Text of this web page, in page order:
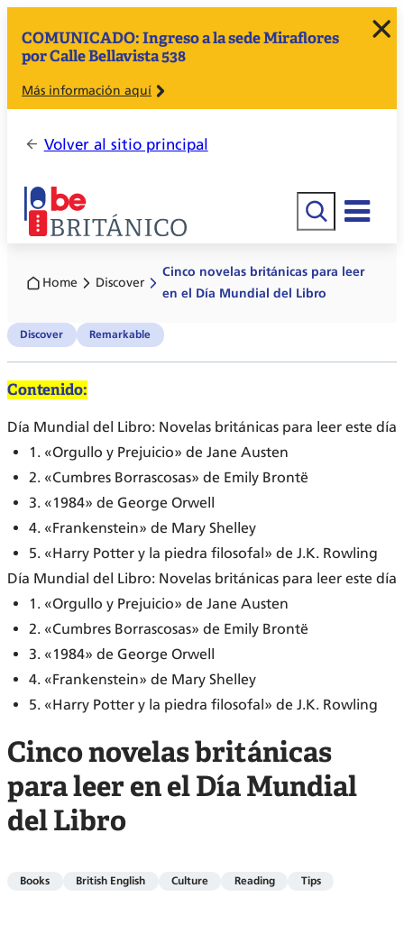
COMUNICADO: Ingreso a la sede Miraflores
por Calle Bellavista 538
Más información aquí
Volver al sitio principal
Buscar
Home Discover
Cinco novelas británicas para leer
en el Día Mundial del Libro
Discover Remarkable
Contenido:
Día Mundial del Libro: Novelas británicas para leer este día
1. «Orgullo y Prejuicio» de Jane Austen
2. «Cumbres Borrascosas» de Emily Brontë
3. «1984» de George Orwell
4. «Frankenstein» de Mary Shelley
5. «Harry Potter y la piedra filosofal» de J.K. Rowling
Día Mundial del Libro: Novelas británicas para leer este día
1. «Orgullo y Prejuicio» de Jane Austen
2. «Cumbres Borrascosas» de Emily Brontë
3. «1984» de George Orwell
4. «Frankenstein» de Mary Shelley
5. «Harry Potter y la piedra filosofal» de J.K. Rowling
Cinco novelas británicas
para leer en el Día Mundial
del Libro
Books British English Culture Reading Tips